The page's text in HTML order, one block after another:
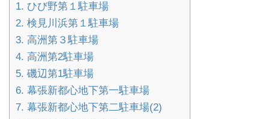
1. ひび野第１駐車場
2. 検見川浜第１駐車場
3. 高洲第３駐車場
4. 高洲第2駐車場
5. 磯辺第1駐車場
6. 幕張新都心地下第一駐車場
7. 幕張新都心地下第二駐車場(2)